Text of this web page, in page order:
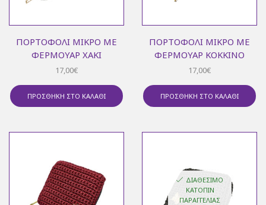
ΠΟΡΤΟΦΌΛΙ ΜΙΚΡΌ ΜΕ
ΦΕΡΜΟΥΆΡ ΧΑΚΊ
17,00€
ΠΡΟΣΘΉΚΗ ΣΤΟ ΚΑΛΆΘΙ
ΠΟΡΤΟΦΌΛΙ ΜΙΚΡΌ ΜΕ
ΦΕΡΜΟΥΆΡ ΚΌΚΚΙΝΟ
17,00€
ΠΡΟΣΘΉΚΗ ΣΤΟ ΚΑΛΆΘΙ
ΔΙΑΘΈΣΙΜΟ
ΚΑΤΌΠΙΝ
ΠΑΡΑΓΓΕΛΊΑΣ